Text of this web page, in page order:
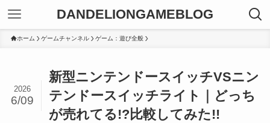
DANDELIONGAMEBLOG
ホーム ゲームチャンネル ゲーム：遊び全般
新型ニンテンドースイッチVSニン
テンドースイッチライト｜どっち
が売れてる!?比較してみた!!
2026
6/09